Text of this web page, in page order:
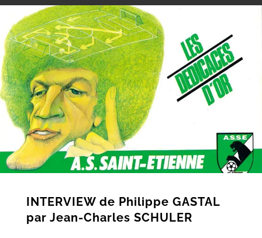
INTERVIEW de Philippe GASTAL
par Jean-Charles SCHULER